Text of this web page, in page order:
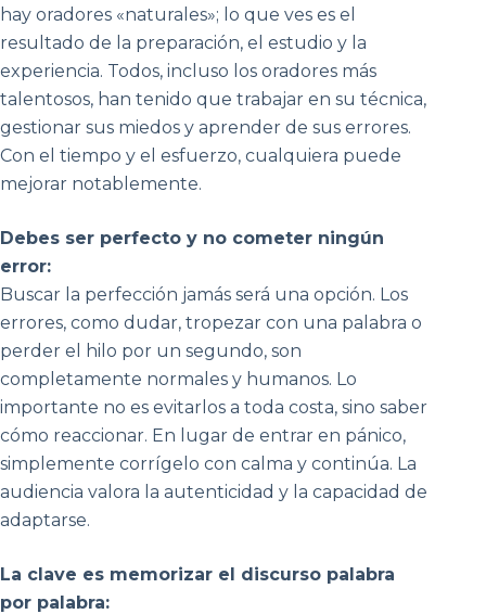
hay oradores «naturales»; lo que ves es el
resultado de la preparación, el estudio y la
experiencia. Todos, incluso los oradores más
talentosos, han tenido que trabajar en su técnica,
gestionar sus miedos y aprender de sus errores.
Con el tiempo y el esfuerzo, cualquiera puede
mejorar notablemente.
Debes ser perfecto y no cometer ningún
error:
Buscar la perfección jamás será una opción. Los
errores, como dudar, tropezar con una palabra o
perder el hilo por un segundo, son
completamente normales y humanos. Lo
importante no es evitarlos a toda costa, sino saber
cómo reaccionar. En lugar de entrar en pánico,
simplemente corrígelo con calma y continúa. La
audiencia valora la autenticidad y la capacidad de
adaptarse.
La clave es memorizar el discurso palabra
por palabra: